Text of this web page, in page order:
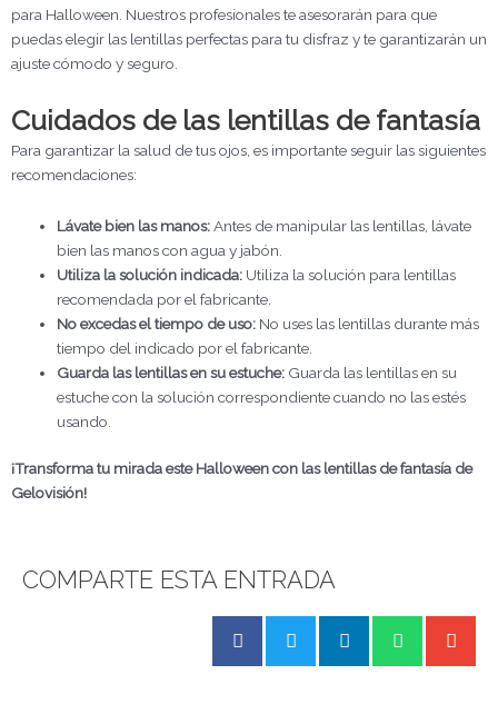
para Halloween. Nuestros profesionales te asesorarán para que
puedas elegir las lentillas perfectas para tu disfraz y te garantizarán un
ajuste cómodo y seguro.
Cuidados de las lentillas de fantasía
Para garantizar la salud de tus ojos, es importante seguir las siguientes
recomendaciones:
Lávate bien las manos:Antes de manipular las lentillas, lávate
bien las manos con agua y jabón.
Utiliza la solución indicada: Utiliza la solución para lentillas
recomendada por el fabricante.
No excedas el tiempo de uso: No uses las lentillas durante más
tiempo del indicado por el fabricante.
Guarda las lentillas en su estuche: Guarda las lentillas en su
estuche con la solución correspondiente cuando no las estés
usando.
¡Transforma tu mirada este Halloween con las lentillas de fantasía de
Gelovisión!
COMPARTE ESTA ENTRADA